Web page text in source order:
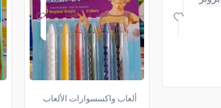
ألعاب واكسسوارات الألعاب